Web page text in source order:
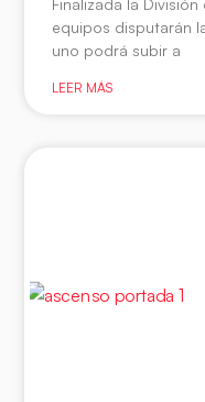
equipos disputarán
uno podrá subir a
LEER MÁS